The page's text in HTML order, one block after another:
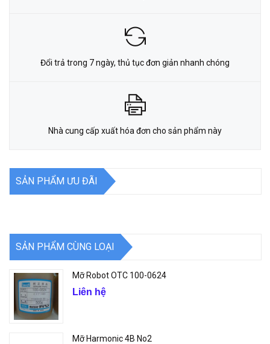
Đổi trả trong 7 ngày, thủ tục đơn giản nhanh chóng
Nhà cung cấp xuất hóa đơn cho sản phẩm này
SẢN PHẨM ƯU ĐÃI
SẢN PHẨM CÙNG LOẠI
Mỡ Robot OTC 100-0624
Liên hệ
Mỡ Harmonic 4B No2